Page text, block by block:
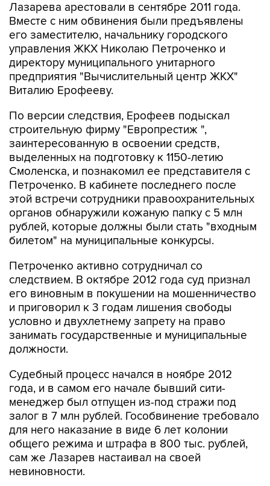
Лазарева арестовали в сентябре 2011 года.
Вместе с ним обвинения были предъявлены
его заместителю, начальнику городского
управления ЖКХ Николаю Петроченко и
директору муниципального унитарного
предприятия "Вычислительный центр ЖКХ"
Виталию Ерофееву.
По версии следствия, Ерофеев подыскал
строительную фирму "Европрестиж ",
заинтересованную в освоении средств,
выделенных на подготовку к 1150-летию
Смоленска, и познакомил ее представителя с
Петроченко. В кабинете последнего после
этой встречи сотрудники правоохранительных
органов обнаружили кожаную папку с 5 млн
рублей, которые должны были стать "входным
билетом" на муниципальные конкурсы.
Петроченко активно сотрудничал со
следствием. В октябре 2012 года суд признал
его виновным в покушении на мошенничество
и приговорил к 3 годам лишения свободы
условно и двухлетнему запрету на право
занимать государственные и муниципальные
должности.
Судебный процесс начался в ноябре 2012
года, и в самом его начале бывший сити-
менеджер был отпущен из-под стражи под
залог в 7 млн рублей. Гособвинение требовало
для него наказание в виде 6 лет колонии
общего режима и штрафа в 800 тыс. рублей,
сам же Лазарев настаивал на своей
невиновности.